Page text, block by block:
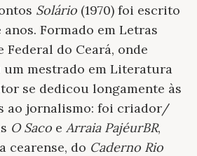
Solário (1970) foi escrito
Formado em Letras
Federal do Ceará, onde
mestrado em Literatura
se dedicou longamente às
ao jornalismo: foi criador/
O Saco e Arraia PajéurBR,
cearense, do Caderno Rio